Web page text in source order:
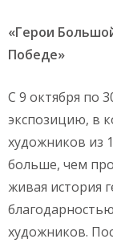
«Герои
Победе»
С 9 октября по
экспозицию, в
художников из
больше, чем
живая история
художников.